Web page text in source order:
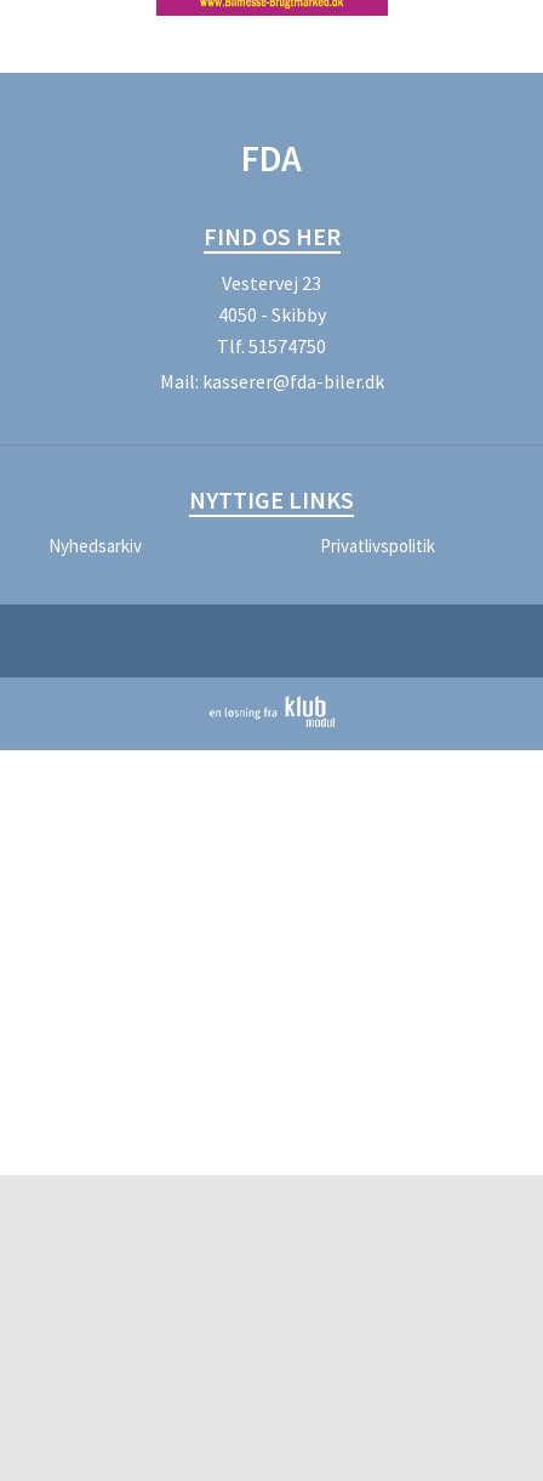
FDA
FIND OS HER
Vestervej 23
4050 - Skibby
Tlf. 51574750
Mail: kasserer@fda-biler.dk
NYTTIGE LINKS
Nyhedsarkiv Privatlivspolitik